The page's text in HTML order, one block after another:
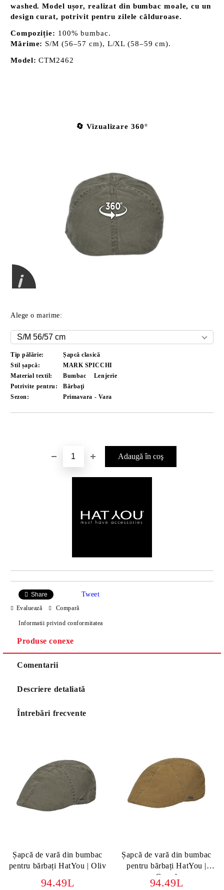
washed. Model ușor, realizat din bumbac moale, cu un
design curat, potrivit pentru zilele călduroase.
Compoziție: 100% bumbac.
Mărime: S/M (56–57 cm), L/XL (58–59 cm).
Model: CTM2462
🔄 Vizualizare 360°
Alege o marime:
Tip pălărie:
Șapcă clasică
Stil șapcă:
MARK SPICCHI
Material textil:
Bumbac
Lenjerie
Potrivite pentru:
Bărbaţi
Sezon:
Primavara - Vara
Share Tweet
Evaluează Compară
Informatii privind conformitatea
Produse conexe
Comentarii
Descriere detaliată
Întrebări frecvente
Șapcă de vară din bumbac
pentru bărbați HatYou | Oliv
94.49L
Șapcă de vară din bumbac
pentru bărbați HatYou |
Camel
94.49L